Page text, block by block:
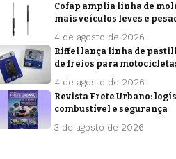
Cofap amplia linha de
mais veículos leves e
4 de agosto de 2026
Riffel lança linha de
de freios para
4 de agosto de 2026
Revista Frete Urbano:
combustível e segurança
3 de agosto de 2026